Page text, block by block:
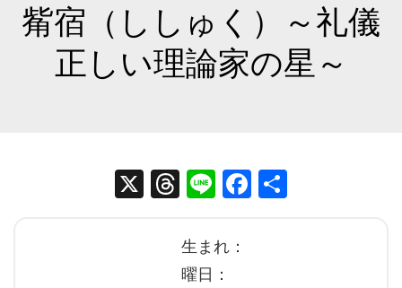
觜宿（ししゅく）～礼儀
正しい理論家の星～
X
T
ea
ds
Li
Fa
生まれ：
曜日：